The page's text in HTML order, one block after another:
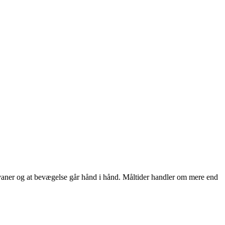
og at bevægelse går hånd i hånd. Måltider handler om mere end